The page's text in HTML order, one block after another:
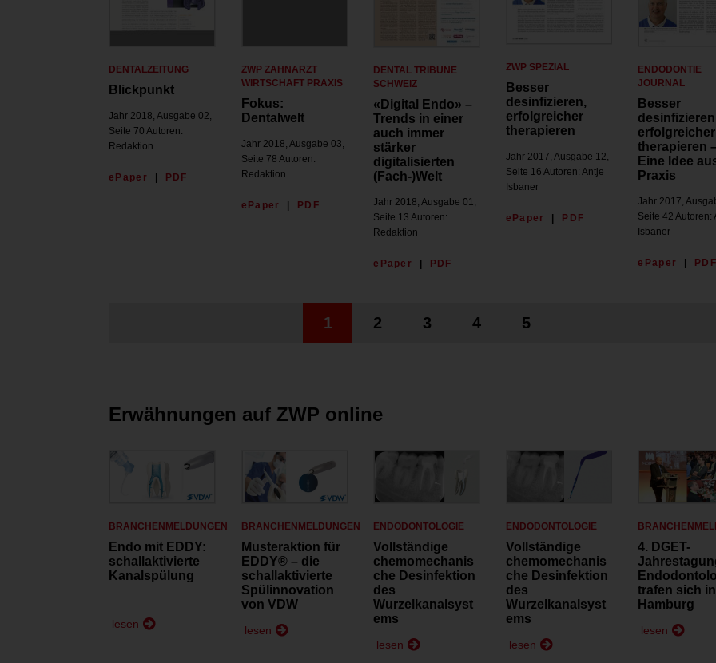
DENTALZEITUNG
Blickpunkt
Jahr 2018, Ausgabe 02,
Seite 70 Autoren:
Redaktion
ePaper PDF
ZWP ZAHNARZT
WIRTSCHAFT PRAXIS
Fokus:
Dentalwelt
Jahr 2018, Ausgabe 03,
Seite 78 Autoren:
Redaktion
ePaper PDF
DENTAL TRIBUNE
SCHWEIZ
«Digital Endo» –
Trends in einer
auch immer
stärker
digitalisierten
(Fach-)Welt
Jahr 2018, Ausgabe 01,
Seite 13 Autoren:
Redaktion
ePaper PDF
ZWP SPEZIAL
Besser
desinfizieren,
erfolgreicher
therapieren
Jahr 2017, Ausgabe 12,
Seite 16 Autoren: Antje
Isbaner
ePaper PDF
ENDODONTIE
JOURNAL
Besser
erfolgreicher
therapieren
Eine Idee
Praxis
Jahr 2017,
Seite 42 Autoren:
Isbaner
ePaper PDF
1 2 3 4 5
Erwähnungen auf ZWP online
BRANCHENMELDUNGEN
Endo mit EDDY:
schallaktivierte
Kanalspülung
lesen
BRANCHENMELDUNGEN
Musteraktion für
EDDY® – die
schallaktivierte
Spülinnovation
von VDW
lesen
ENDODONTOLOGIE
Vollständige
chemomechanis
che Desinfektion
des
Wurzelkanalsyst
ems
lesen
ENDODONTOLOGIE
Vollständige
chemomechanis
che Desinfektion
des
Wurzelkanalsyst
ems
lesen
4. DGET-
trafen sich in
Hamburg
lesen